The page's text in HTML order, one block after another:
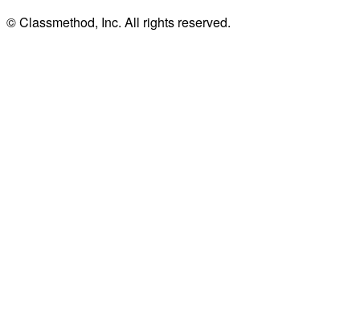
© Classmethod, Inc. All rights reserved.